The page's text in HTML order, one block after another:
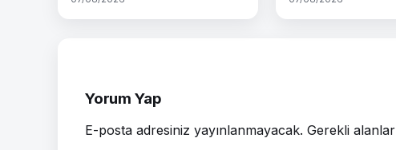
Yorum Yap
E-posta adresiniz yayınlanmayacak. Gerekli alanlar